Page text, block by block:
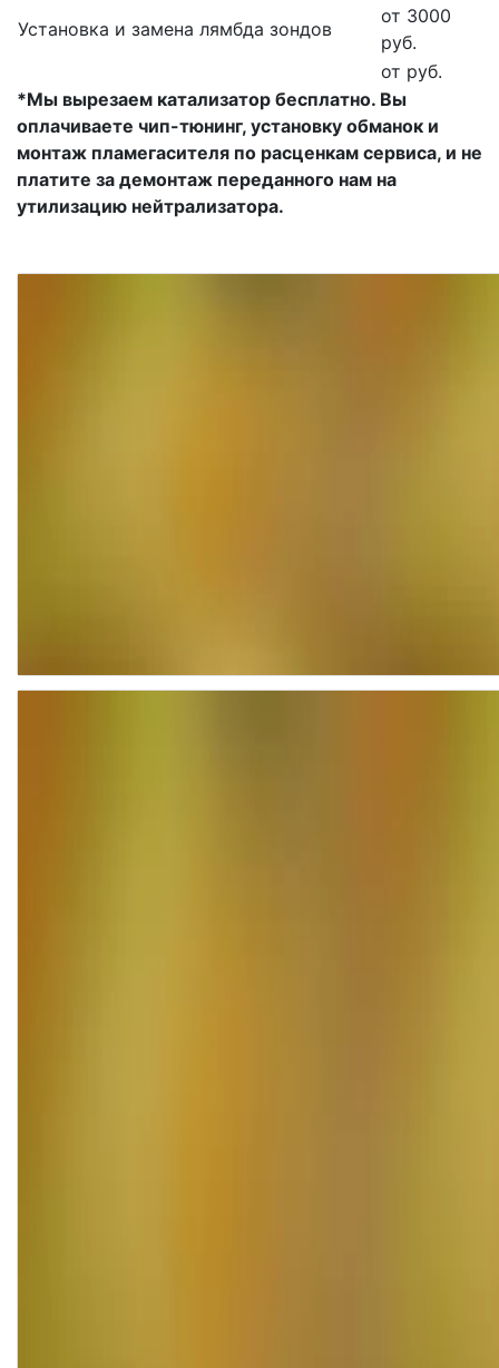
Установка и замена лямбда зондов
от 3000
руб.
от руб.
*Мы вырезаем катализатор бесплатно. Вы
оплачиваете чип-тюнинг, установку обманок и
монтаж пламегасителя по расценкам сервиса, и не
платите за демонтаж переданного нам на
утилизацию нейтрализатора.